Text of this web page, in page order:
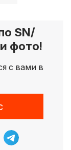
SN/
фото!
с вами в